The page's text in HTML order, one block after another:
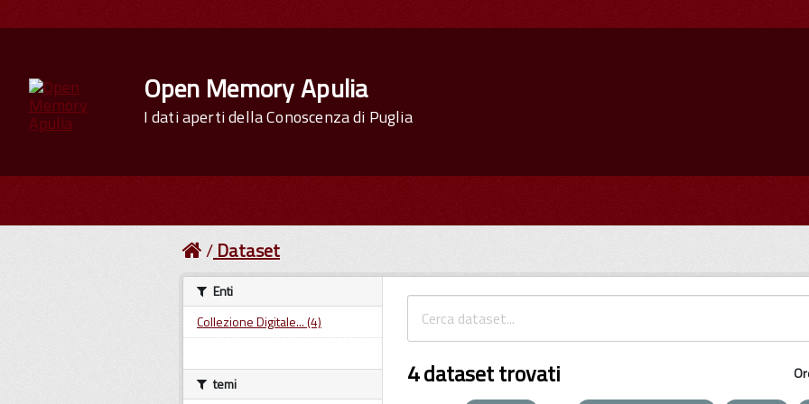
Open Memory Apulia
I dati aperti della Conoscenza di Puglia
Dataset
4 dataset trovati
Enti
Collezione Digitale... (4)
temi